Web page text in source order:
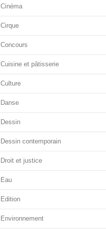
Cinéma
Cirque
Concours
Cuisine et pâtisserie
Culture
Danse
Dessin
Dessin contemporain
Droit et justice
Eau
Edition
Environnement